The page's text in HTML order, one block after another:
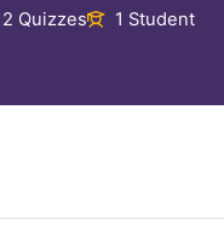
2 Quizzes 1 Student